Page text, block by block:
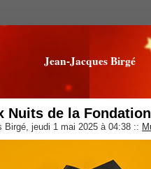
Jean-Jacques Birgé
Nuits de la
Birgé, jeudi 1 mai 2025 à 04:38 ::